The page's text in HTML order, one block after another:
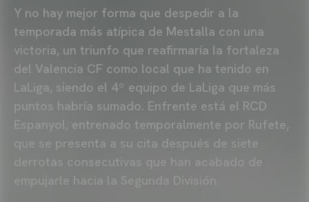
Y no hay mejor forma que despedir a la
temporada más atípica de Mestalla con una
victoria, un triunfo que reafirmaría la fortaleza
del Valencia CF como local que ha tenido en
LaLiga, siendo el 4º equipo de LaLiga que más
puntos habría sumado. Enfrente está el RCD
Espanyol, entrenado temporalmente por Rufete,
que se presenta a su cita después de siete
derrotas consecutivas que han acabado de
empujarle hacia la Segunda División.